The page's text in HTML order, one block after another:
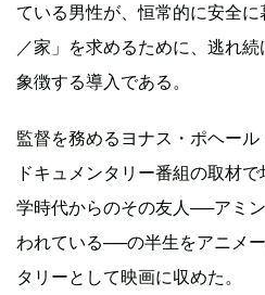
ている男性が、恒常的に安全
／家」を求めるために、逃れ
象徴する導入である。
監督を務めるヨナス・ポヘー
ドキュメンタリー番組の取材
学時代からのその友人──アミ
われている──の半生をアニメ
タリーとして映画に収めた。